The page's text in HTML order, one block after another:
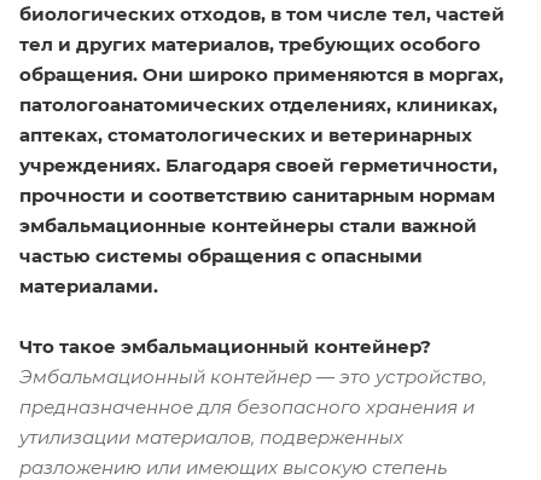
биологических отходов, в том числе тел, частей
тел и других материалов, требующих особого
обращения. Они широко применяются в моргах,
патологоанатомических отделениях, клиниках,
аптеках, стоматологических и ветеринарных
учреждениях. Благодаря своей герметичности,
прочности и соответствию санитарным нормам
эмбальмационные контейнеры стали важной
частью системы обращения с опасными
материалами.
Что такое эмбальмационный контейнер?
Эмбальмационный контейнер — это устройство,
предназначенное для безопасного хранения и
утилизации материалов, подверженных
разложению или имеющих высокую степень